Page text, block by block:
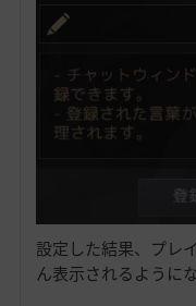
設定した結果、プレ
ん表示されるように